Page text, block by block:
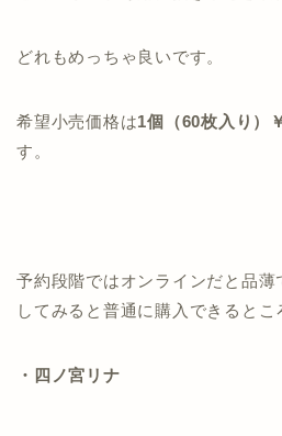
どれもめっちゃ良いです。
希望小売価格は1個（60枚入り）
す。
予約段階ではオンラインだと品
してみると普通に購入できるとこ
・四ノ宮リナ